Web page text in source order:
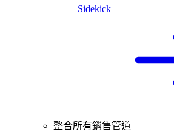
Sidekick
整合所有銷售管道